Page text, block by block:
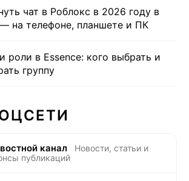
чат в Роблокс в 2026 году в
на телефоне, планшете и ПК
роли в Essence: кого выбрать и
группу
канал
Новости, статьи и
публикаций